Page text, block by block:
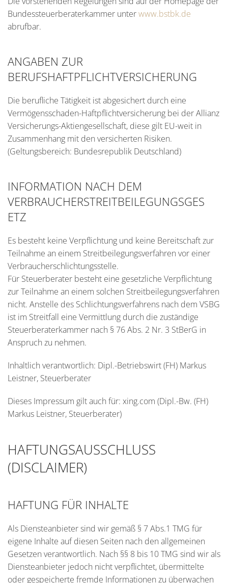
Bundessteuerberaterkammer unterwww.bstbk.de
abrufbar.
ANGABEN ZUR
BERUFSHAFTPFLICHTVERSICHERUNG
Die berufliche Tätigkeit ist abgesichert durch eine
Vermögensschaden-Haftpflichtversicherung bei der Allianz
Versicherungs-Aktiengesellschaft, diese gilt EU-weit in
Zusammenhang mit den versicherten Risiken.
(Geltungsbereich: Bundesrepublik Deutschland)
INFORMATION NACH DEM
VERBRAUCHERSTREITBEILEGUNGSGES
ETZ
Es besteht keine Verpflichtung und keine Bereitschaft zur
Teilnahme an einem Streitbeilegungsverfahren vor einer
Verbraucherschlichtungsstelle.
Für Steuerberater besteht eine gesetzliche Verpflichtung
zur Teilnahme an einem solchen Streitbeilegungsverfahren
nicht. Anstelle des Schlichtungsverfahrens nach dem VSBG
ist im Streitfall eine Vermittlung durch die zuständige
Steuerberaterkammer nach § 76 Abs. 2 Nr. 3 StBerG in
Anspruch zu nehmen.
Inhaltlich verantwortlich: Dipl.-Betriebswirt (FH) Markus
Leistner, Steuerberater
Dieses Impressum gilt auch für: xing.com (Dipl.-Bw. (FH)
Markus Leistner, Steuerberater)
HAFTUNGSAUSSCHLUSS
(DISCLAIMER)
HAFTUNG FÜR INHALTE
Als Diensteanbieter sind wir gemäß § 7 Abs.1 TMG für
eigene Inhalte auf diesen Seiten nach den allgemeinen
Gesetzen verantwortlich. Nach §§ 8 bis 10 TMG sind wir als
Diensteanbieter jedoch nicht verpflichtet, übermittelte
oder gespeicherte fremde Informationen zu überwachen